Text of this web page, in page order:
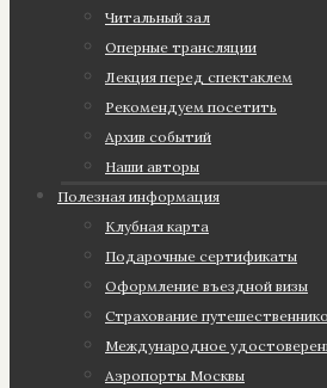
Читальный зал
Оперные трансляции
Лекция перед спектаклем
Рекомендуем посетить
Архив событий
Наши авторы
Полезная информация
Клубная карта
Подарочные сертификаты
Оформление въездной визы
Страхование
Международное
Аэропорты Москвы